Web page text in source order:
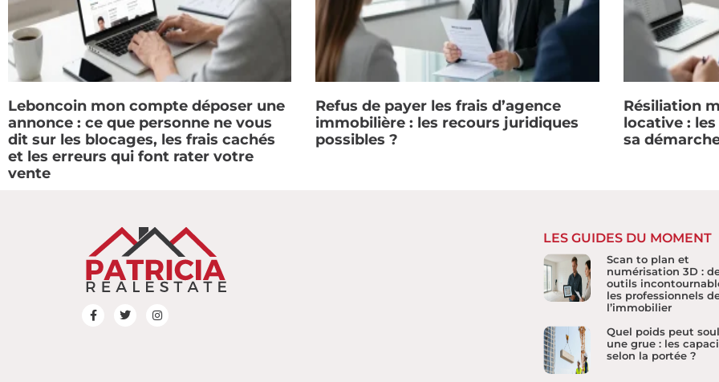
Leboncoin mon compte déposer une
annonce : ce que personne ne vous
dit sur les blocages, les frais cachés
et les erreurs qui font rater votre
vente
Refus de payer les frais d’agence
immobilière : les recours juridiques
possibles ?
Résiliation
locative :
sa
LES GUIDES DU MOMENT
Scan to plan et
numérisation 3D :
outils
les professionnels
l’immobilier
Quel poids peut
une grue : les
selon la portée ?